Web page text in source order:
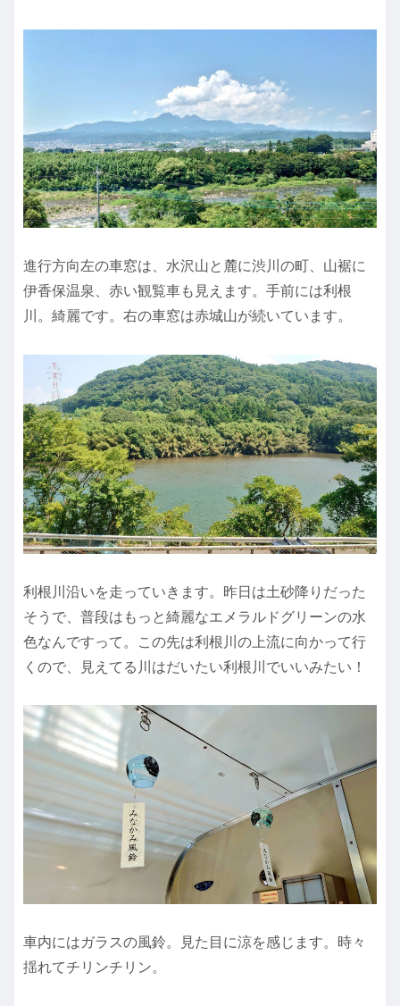
進行方向左の車窓は、水沢山と麓に渋川の町、山裾に
伊香保温泉、赤い観覧車も見えます。手前には利根
川。綺麗です。右の車窓は赤城山が続いています。
利根川沿いを走っていきます。昨日は土砂降りだった
そうで、普段はもっと綺麗なエメラルドグリーンの水
色なんですって。この先は利根川の上流に向かって行
くので、見えてる川はだいたい利根川でいいみたい！
車内にはガラスの風鈴。見た目に涼を感じます。時々
揺れてチリンチリン。